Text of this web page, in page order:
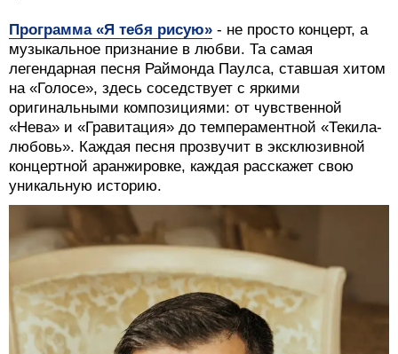
Программа «Я тебя рисую» - не просто концерт, а
музыкальное признание в любви. Та самая
легендарная песня Раймонда Паулса, ставшая хитом
на «Голосе», здесь соседствует с яркими
оригинальными композициями: от чувственной
«Нева» и «Гравитация» до темпераментной «Текила-
любовь». Каждая песня прозвучит в эксклюзивной
концертной аранжировке, каждая расскажет свою
уникальную историю.